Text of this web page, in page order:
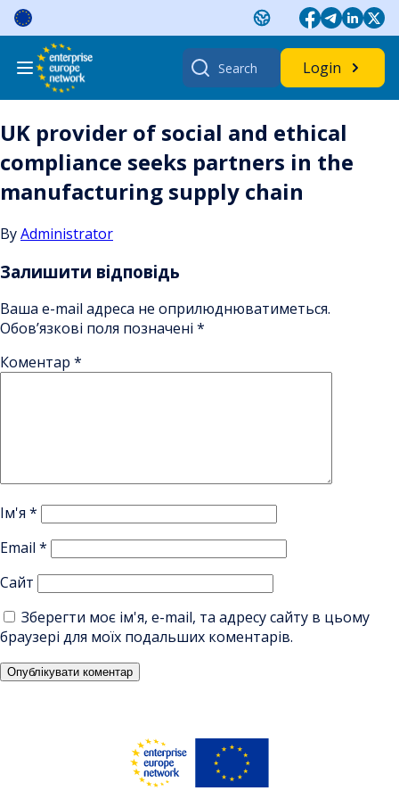
Skip
content
Search
for:
Login
UK provider of social and ethical
compliance seeks partners in the
manufacturing supply chain
ByAdministrator
Залишити відповідь
Ваша e-mail адреса не оприлюднюватиметься.
Обов’язкові поля позначені *
Коментар *
Ім'я *
Email *
Сайт
Зберегти моє ім'я, e-mail, та адресу сайту в цьому
браузері для моїх подальших коментарів.